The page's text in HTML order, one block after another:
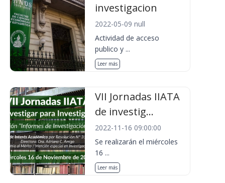
investigacion
2022-05-09 null
Actividad de acceso
publico y ...
Leer más
VII Jornadas IIATA
de investig...
2022-11-16 09:00:00
Se realizarán el miércoles
16 ...
Leer más